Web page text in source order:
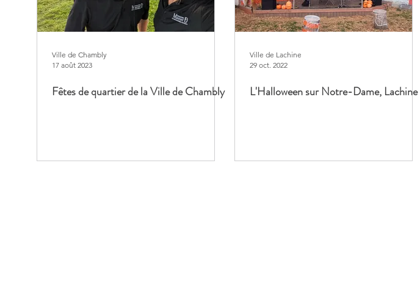
Ville de Chambly
17 août 2023
Fêtes de quartier de la Ville de Chambly
Ville de Lachine
29 oct. 2022
L'Halloween sur Notre-Dame, Lachine